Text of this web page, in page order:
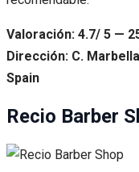
Valoración: 4.7/ 5 —
Dirección: C.
Spain
Recio Barber